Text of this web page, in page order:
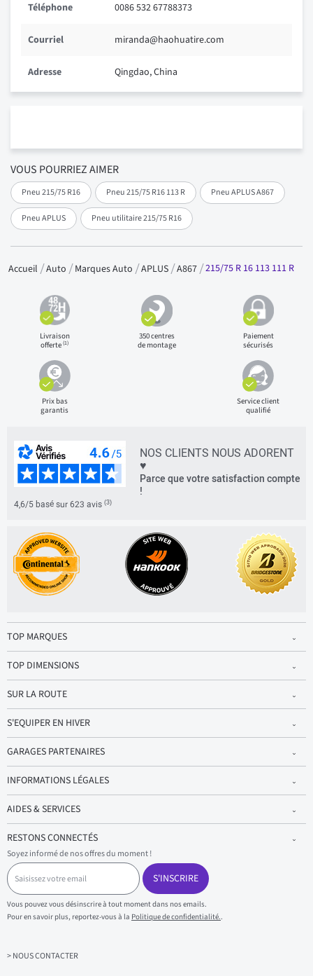
VOUS POURRIEZ AIMER
Pneu 215/75 R16 Pneu 215/75 R16 113 R Pneu APLUS A867
Pneu APLUS Pneu utilitaire 215/75 R16
Téléphone 0086 532 67788373
Courriel miranda@haohuatire.com
Adresse Qingdao, China
Accueil Auto Marques Auto APLUS A867 215/75 R 16 113 111 R
Livraison
offerte(1)
350 centres
de montage
Paiement
sécurisés
Prix bas
garantis
Service client
qualifié
NOS CLIENTS NOUS ADORENT
♥
Parce que votre satisfaction compte
!
4,6/5 basé sur 623 avis (3)
TOP MARQUES
TOP DIMENSIONS
SUR LA ROUTE
S'EQUIPER EN HIVER
GARAGES PARTENAIRES
INFORMATIONS LÉGALES
AIDES & SERVICES
RESTONS CONNECTÉS
Soyez informé de nos offres du moment !
S
a
i
s
i
s
z
S'INSCRIRE
Vous pouvez vous désinscrire à tout moment dans nos emails.
Pour en savoir plus, reportez-vous à la Politique de confidentialité..
> NOUS CONTACTER